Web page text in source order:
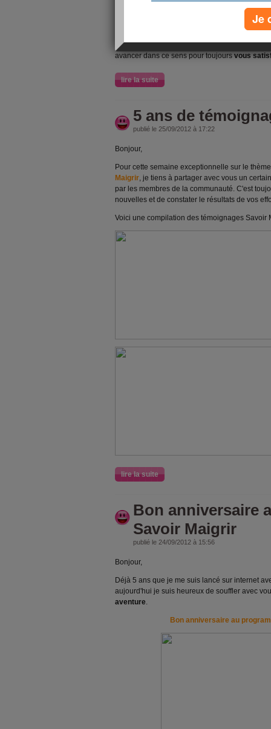
internet, nous avions fait le choix de mettre en
mettre la priorité sur les sessions, la vidéo ou
Maigrirpour répondre à vos demandes. Et
avancer dans ce sens pour toujoursvous
lire la suite
5 ans de
publié le 25/09/2012 à 17:22
Bonjour,
Pour cette semaine exceptionnelle sur le
Maigrir, je tiens à partager avec vous un
par les membres de la communauté. C'est
nouvelles et de constater le résultats de vos
Voici une compilation des témoignages Savoir
lire la suite
Bon anniversaire
Savoir Maigrir
publié le 24/09/2012 à 15:56
Bonjour,
Déjà 5 ans que je me suis lancé sur internet
aujourd'hui je suis heureux de souffler avec
aventure.
Bon anniversaire au
Je